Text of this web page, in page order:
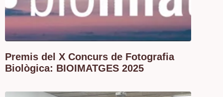
Premis del X Concurs de Fotografia
Biològica: BIOIMATGES 2025